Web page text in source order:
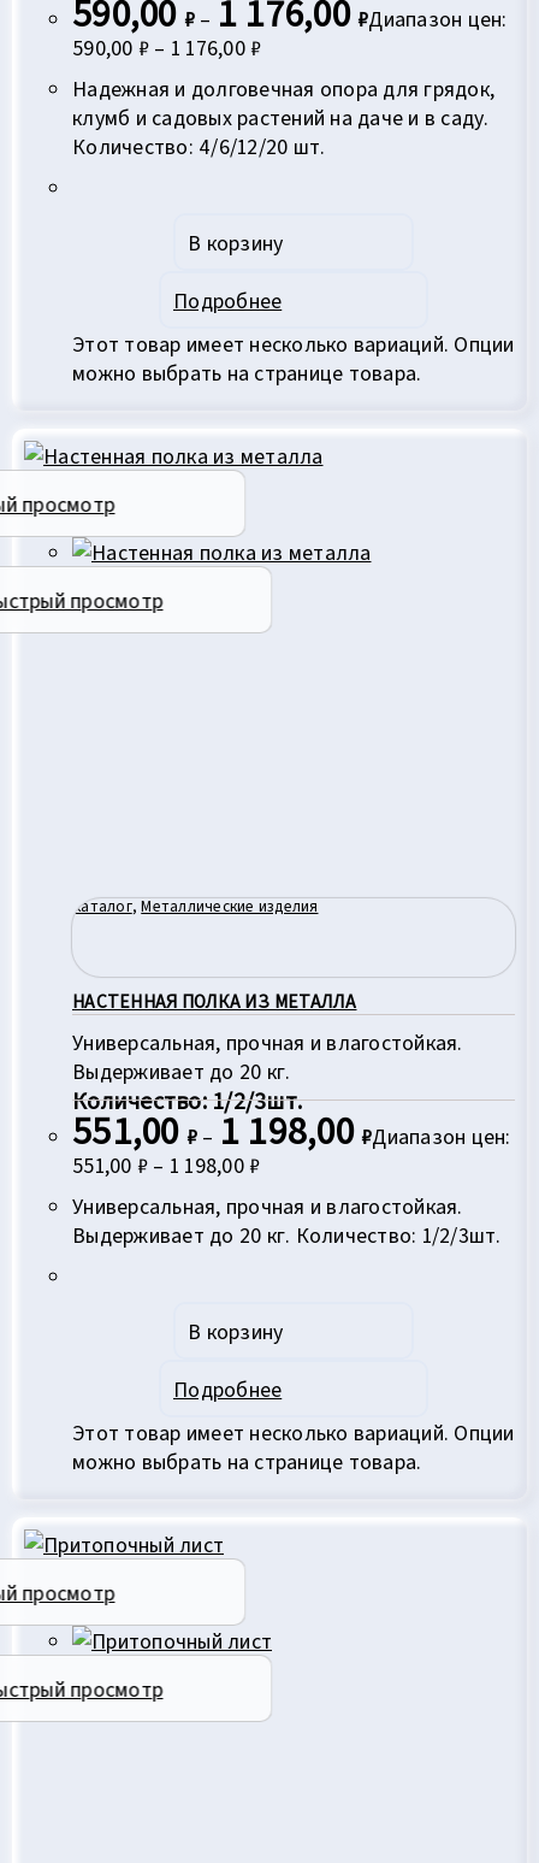
590,00 ₽ – 1 176,00 ₽Диапазон цен:
590,00 ₽ – 1 176,00 ₽
Надежная и долговечная опора для грядок,
клумб и садовых растений на даче и в саду.
Количество: 4/6/12/20 шт.
В корзину
Подробнее
Этот товар имеет несколько вариаций. Опции
можно выбрать на странице товара.
просмотр
просмотр
Каталог,Металлические изделия
НАСТЕННАЯ ПОЛКА ИЗ МЕТАЛЛА
Универсальная, прочная и влагостойкая.
Выдерживает до 20 кг.
Количество: 1/2/3шт.
551,00 ₽ – 1 198,00 ₽Диапазон цен:
551,00 ₽ – 1 198,00 ₽
Универсальная, прочная и влагостойкая.
Выдерживает до 20 кг. Количество: 1/2/3шт.
В корзину
Подробнее
Этот товар имеет несколько вариаций. Опции
можно выбрать на странице товара.
просмотр
просмотр